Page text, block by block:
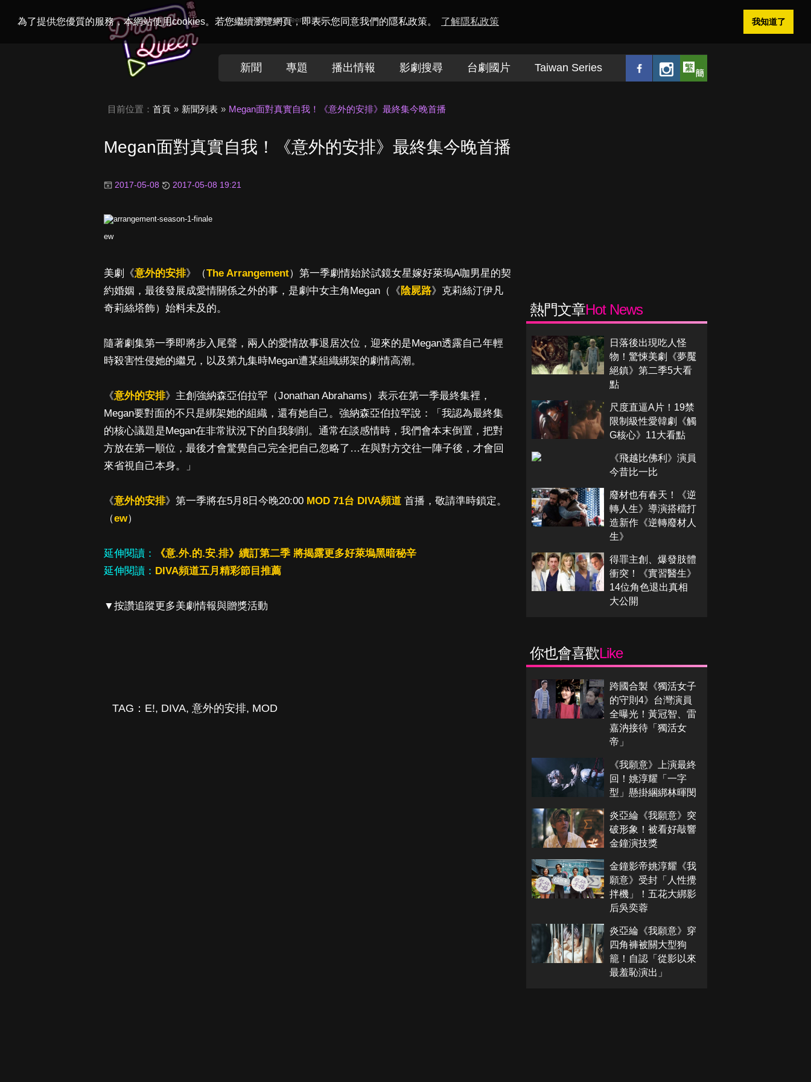
為了提供您優質的服務，本網站使用cookies。若您繼續瀏覽網頁，即表示您同意我們的隱私政策。 了解隱私政策 我知道了
Welcome toDramaQueen電視迷
新聞 專題 播出情報 影劇搜尋 台劇國片 Taiwan Series
目前位置： 首頁 新聞列表 Megan面對真實自我！《意外的安排》最終集今晚首播
Megan面對真實自我！《意外的安排》最終集今晚首播
2017-05-08 2017-05-08 19:21
ew
美劇《意外的安排》（The Arrangement）第一季劇情始於試鏡女星嫁好萊塢A咖男星的契
約婚姻，最後發展成愛情關係之外的事，是劇中女主角Megan（《陰屍路》克莉絲汀伊凡
奇莉絲塔飾）始料未及的。
隨著劇集第一季即將步入尾聲，兩人的愛情故事退居次位，迎來的是Megan透露自己年輕
時殺害性侵她的繼兄，以及第九集時Megan遭某組織綁架的劇情高潮。
《意外的安排》主創強納森亞伯拉罕（Jonathan Abrahams）表示在第一季最終集裡，
Megan要對面的不只是綁架她的組織，還有她自己。強納森亞伯拉罕說：「我認為最終集
的核心議題是Megan在非常狀況下的自我剝削。通常在談感情時，我們會本末倒置，把對
方放在第一順位，最後才會驚覺自己完全把自己忽略了…在與對方交往一陣子後，才會回
來省視自己本身。」
《意外的安排》第一季將在5月8日今晚20:00 MOD 71台 DIVA頻道 首播，敬請準時鎖定。
（ew）
延伸閱讀：
《意.外.的.安.排》續訂第二季 將揭露更多好萊塢黑暗秘辛
延伸閱讀： DIVA頻道五月精彩節目推薦
▼按讚追蹤更多美劇情報與贈獎活動
TAG： E!, DIVA, 意外的安排, MOD
熱門文章Hot News
日落後出現吃人怪
物！驚悚美劇《夢魘
絕鎮》第二季5大看
點
尺度直逼A片！19禁
限制級性愛韓劇《觸
G核心》11大看點
《飛越比佛利》演員
今昔比一比
廢材也有春天！《逆
轉人生》導演搭檔打
造新作《逆轉廢材人
生》
得罪主創、爆發肢體
衝突！《實習醫生》
14位角色退出真相
大公開
你也會喜歡Like
跨國合製《獨活女子
的守則4》台灣演員
全曝光！黃冠智、雷
嘉汭接待「獨活女
帝」
《我願意》上演最終
回！姚淳耀「一字
型」懸掛綑綁林暉閔
炎亞綸《我願意》突
破形象！被看好敲響
金鐘演技獎
金鐘影帝姚淳耀《我
願意》受封「人性攪
拌機」！五花大綁影
后吳奕蓉
炎亞綸《我願意》穿
四角褲被關大型狗
籠！自認「從影以來
最羞恥演出」